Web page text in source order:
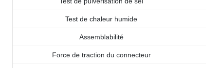
Test de chaleur humide
Assemblabilité
Force de traction du connecteur